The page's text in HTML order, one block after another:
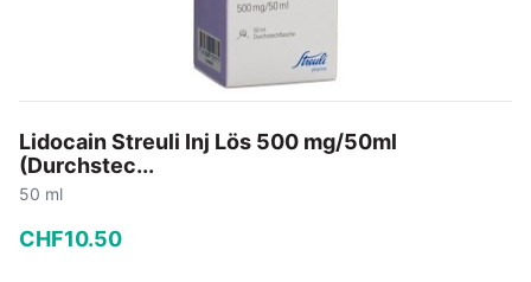
Lidocain Streuli Inj Lös 500 mg/50ml
(Durchstec...
50 ml
CHF10.50